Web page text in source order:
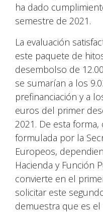
ha dado
semestre de 2021.
La evaluación
este paquete de
desembolso de
se sumarían a los
prefinanciación y a
euros del primer
2021. De esta
formulada por la
Europeos,
Hacienda y Función
convierte en el
solicitar este
demuestra que es